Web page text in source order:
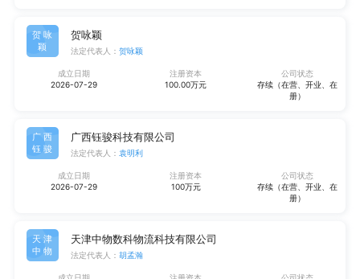
贺咏
颖
贺咏颖
法定代表人： 贺咏颖
成立日期
2026-07-29
注册资本
100.00万元
公司状态
存续（在营、开业、在
册）
广西
钰骏
广西钰骏科技有限公司
法定代表人： 袁明利
成立日期
2026-07-29
注册资本
100万元
公司状态
存续（在营、开业、在
册）
天津
中物
天津中物数科物流科技有限公司
法定代表人： 胡孟瀚